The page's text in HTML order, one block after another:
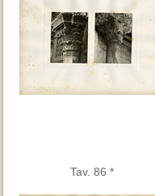
Tav. 86 *